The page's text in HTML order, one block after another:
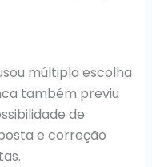
múltipla escolha
também previu
de
e correção